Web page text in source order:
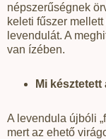
népszerűségnek
keleti fűszer
levendulát. A
van ízében.
Mi
A levendula újbóli
mert az ehető